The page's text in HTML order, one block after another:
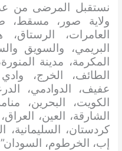
نستقبل المرضى من
ولاية صور، مسقط،
العامرات،
البريمي، والسويق
المكرمة، مدينة
الطائف، الخرج، وادي
عفيف، الدوادمي،
الكويت، البحرين،
الشارقة، العين،
كردستان، السليمانية،
إب، الخرطوم،